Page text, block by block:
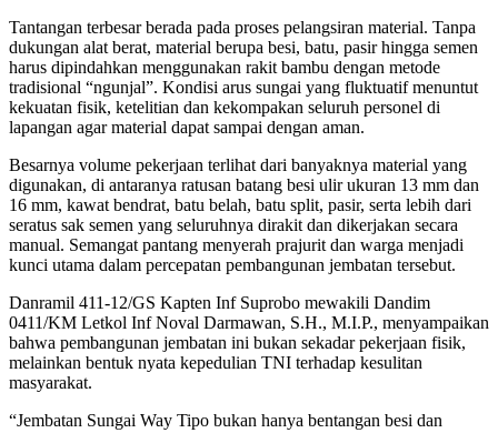
Tantangan terbesar berada pada proses pelangsiran material. Tanpa
dukungan alat berat, material berupa besi, batu, pasir hingga semen
harus dipindahkan menggunakan rakit bambu dengan metode
tradisional “ngunjal”. Kondisi arus sungai yang fluktuatif menuntut
kekuatan fisik, ketelitian dan kekompakan seluruh personel di
lapangan agar material dapat sampai dengan aman.
Besarnya volume pekerjaan terlihat dari banyaknya material yang
digunakan, di antaranya ratusan batang besi ulir ukuran 13 mm dan
16 mm, kawat bendrat, batu belah, batu split, pasir, serta lebih dari
seratus sak semen yang seluruhnya dirakit dan dikerjakan secara
manual. Semangat pantang menyerah prajurit dan warga menjadi
kunci utama dalam percepatan pembangunan jembatan tersebut.
Danramil 411-12/GS Kapten Inf Suprobo mewakili Dandim
0411/KM Letkol Inf Noval Darmawan, S.H., M.I.P., menyampaikan
bahwa pembangunan jembatan ini bukan sekadar pekerjaan fisik,
melainkan bentuk nyata kepedulian TNI terhadap kesulitan
masyarakat.
“Jembatan Sungai Way Tipo bukan hanya bentangan besi dan